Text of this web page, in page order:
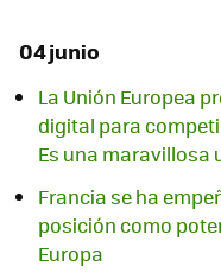
04 junio
La Unión Europea
digital para
Es una maravillosa
Francia se ha
posición como
Europa